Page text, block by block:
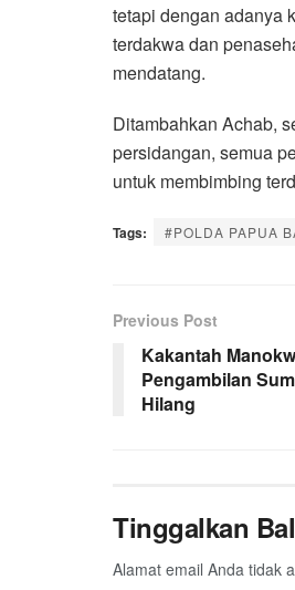
tetapi dengan adanya
terdakwa dan
mendatang.
Ditambahkan Achab,
persidangan, semua
untuk membimbing
Tags: #POLDA PAPUA
Previous Post
Kakantah
Pengambilan
Hilang
Tinggalkan
Alamat email Anda tidak